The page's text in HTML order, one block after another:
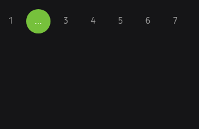
1 ... 3 4 5 6 7